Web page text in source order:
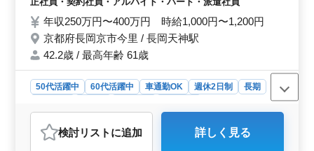
ご安心してご応募ください。 今までの経験
が活きる職場です。まずはお問い合わせを！
年収250万円〜400万円 時給1,000円〜1,200円
京都府長岡京市今里 / 長岡天神駅
42.2歳 / 最高年齢 61歳
50代活躍中 60代活躍中 車通勤OK 週休2日制
長期
調理師・調理補助・スタッフ
おすすめポイント
検討リスト に追加 詳しく見る